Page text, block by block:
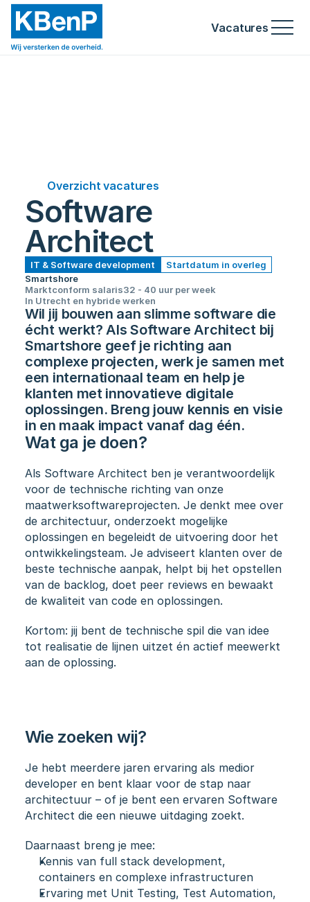
Vacatures
Overzicht vacatures
Software
Architect
IT & Software development Startdatum in overleg
In Utrecht en hybride werken
Smartshore
Marktconform salaris32 - 40 uur per week
Wil jij bouwen aan slimme software die
écht werkt? Als Software Architect bij
Smartshore geef je richting aan
complexe projecten, werk je samen met
een internationaal team en help je
klanten met innovatieve digitale
oplossingen. Breng jouw kennis en visie
in en maak impact vanaf dag één.
Wat ga je doen?
Als Software Architect ben je verantwoordelijk
voor de technische richting van onze
maatwerksoftwareprojecten. Je denkt mee over
de architectuur, onderzoekt mogelijke
oplossingen en begeleidt de uitvoering door het
ontwikkelingsteam. Je adviseert klanten over de
beste technische aanpak, helpt bij het opstellen
van de backlog, doet peer reviews en bewaakt
de kwaliteit van code en oplossingen.
Kortom: jij bent de technische spil die van idee
tot realisatie de lijnen uitzet én actief meewerkt
aan de oplossing.
Wie zoeken wij?
Je hebt meerdere jaren ervaring als medior
developer en bent klaar voor de stap naar
architectuur – of je bent een ervaren Software
Architect die een nieuwe uitdaging zoekt.
Daarnaast breng je mee:
Kennis van full stack development,
containers en complexe infrastructuren
Ervaring met Unit Testing, Test Automation,